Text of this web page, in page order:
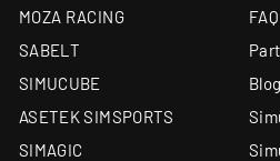
Simucube Premium
showroom en Barcelona
Soporte técnico
todos los productos
MOZA RACING
SABELT
SIMUCUBE
ASETEK SIMSPORTS
SIMAGIC
FAQ
Blog